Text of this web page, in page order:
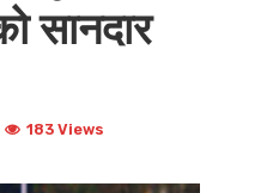
सानदार
183 Views